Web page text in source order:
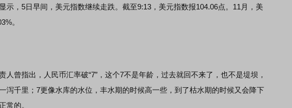
，5日早间，美元指数继续走跌。截至9:13，美元指数报104.06点。11月，美
。
人曾指出，人民币汇率破“7”，这个7不是年龄，过去就回不来了，也不是堤坝，
泻千里；7更像水库的水位，丰水期的时候高一些，到了枯水期的时候又会降下
常的。